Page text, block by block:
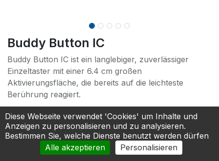
Buddy Button IC
Buddy Button IC ist ein langlebiger, zuverlässiger
Einzeltaster mit einer 6.4 cm großen
Aktivierungsfläche, die bereits auf die leichteste
Berührung reagiert.
66,00€
In den Warenkorb
Diese Webseite verwendet 'Cookies' um Inhalte und
Anzeigen zu personalisieren und zu analysieren.
Bestimmen Sie, welche Dienste benutzt werden dürfen
Alle akzeptieren
Personalisieren